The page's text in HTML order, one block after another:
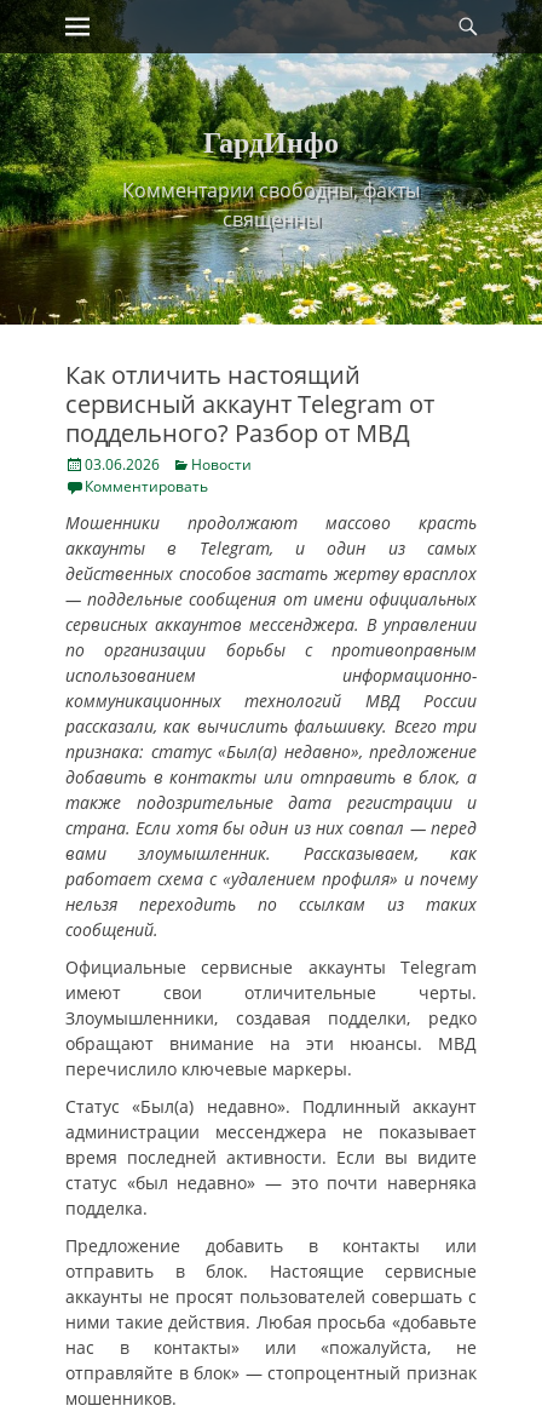
Skip
to
content
Primary Menu
ГардИнфо
Комментарии свободны, факты
священны
Как отличить настоящий
сервисный аккаунт Telegram от
поддельного? Разбор от МВД
Posted
on
03.06.2026 Categories
Новости
Комментировать
Мошенники продолжают массово красть
аккаунты в Telegram, и один из самых
действенных способов застать жертву врасплох
— поддельные сообщения от имени официальных
сервисных аккаунтов мессенджера. В управлении
по организации борьбы с противоправным
использованием информационно-
коммуникационных технологий МВД России
рассказали, как вычислить фальшивку. Всего три
признака: статус «Был(а) недавно», предложение
добавить в контакты или отправить в блок, а
также подозрительные дата регистрации и
страна. Если хотя бы один из них совпал — перед
вами злоумышленник. Рассказываем, как
работает схема с «удалением профиля» и почему
нельзя переходить по ссылкам из таких
сообщений.
Официальные сервисные аккаунты Telegram
имеют свои отличительные черты.
Злоумышленники, создавая подделки, редко
обращают внимание на эти нюансы. МВД
перечислило ключевые маркеры.
Статус «Был(а) недавно». Подлинный аккаунт
администрации мессенджера не показывает
время последней активности. Если вы видите
статус «был недавно» — это почти наверняка
подделка.
Предложение добавить в контакты или
отправить в блок. Настоящие сервисные
аккаунты не просят пользователей совершать с
ними такие действия. Любая просьба «добавьте
нас в контакты» или «пожалуйста, не
отправляйте в блок» — стопроцентный признак
мошенников.